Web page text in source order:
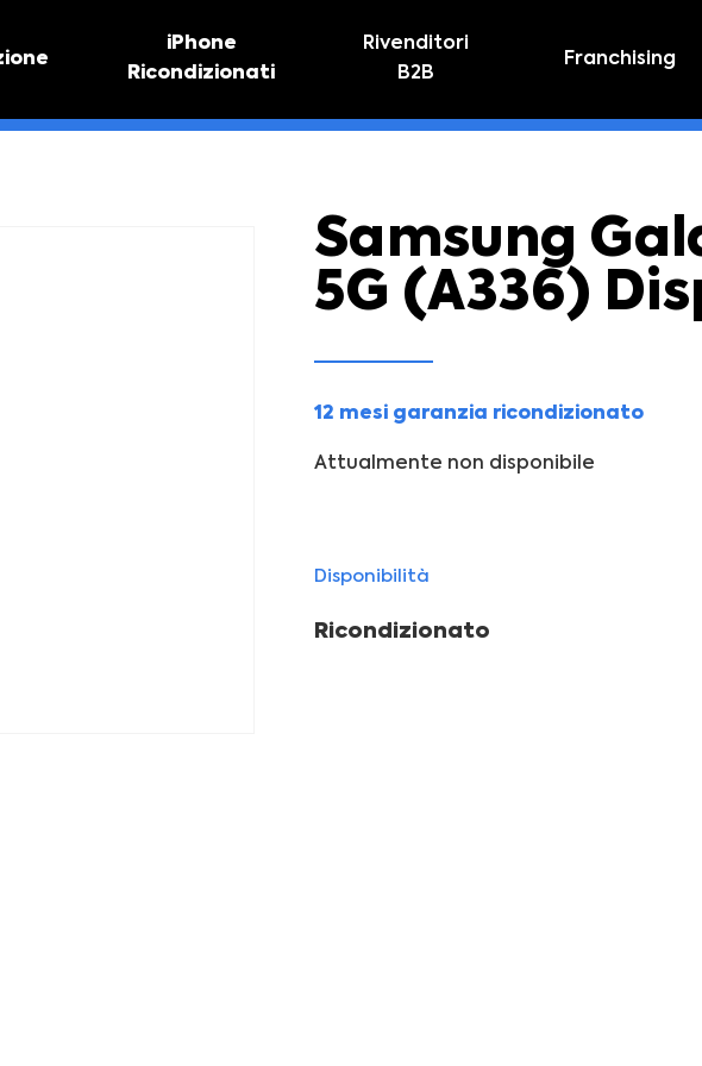
iPhone
Ricondizionati
Rivenditori
B2B
Franchising
RIPARAZIONE IPHONE
Sostituzione batteria
Samsung
5G (A336)
12 mesi garanzia ricondizionato
Attualmente non disponibile
Disponibilità
Ricondizionato